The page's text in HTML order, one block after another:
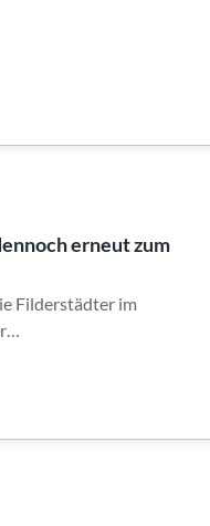
erneut zum
Filderstädter im